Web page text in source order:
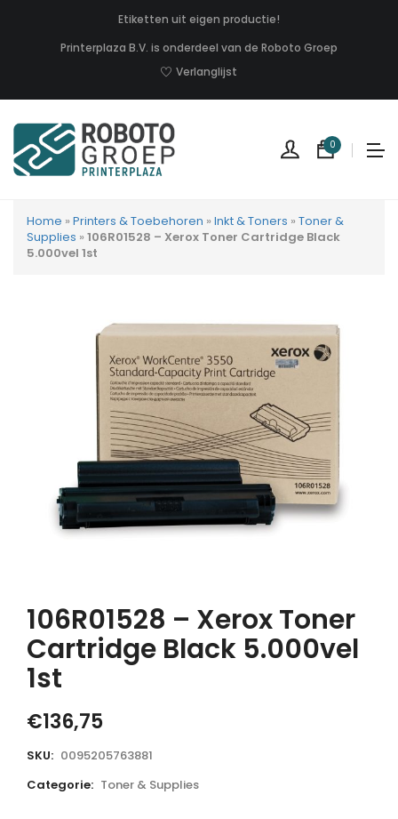
Etiketten uit eigen productie!
Printerplaza B.V. is onderdeel van de Roboto Groep
Verlanglijst
0
Home » Printers & Toebehoren » Inkt & Toners » Toner &
Supplies » 106R01528 – Xerox Toner Cartridge Black
5.000vel 1st
106R01528 – Xerox Toner
Cartridge Black 5.000vel
1st
€136,75
SKU: 0095205763881
Categorie: Toner & Supplies